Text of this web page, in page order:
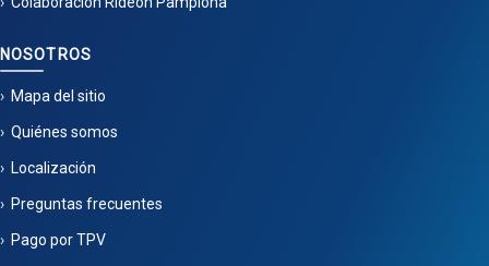
NOSOTROS
Mapa del sitio
Quiénes somos
Localización
Preguntas frecuentes
Pago por TPV